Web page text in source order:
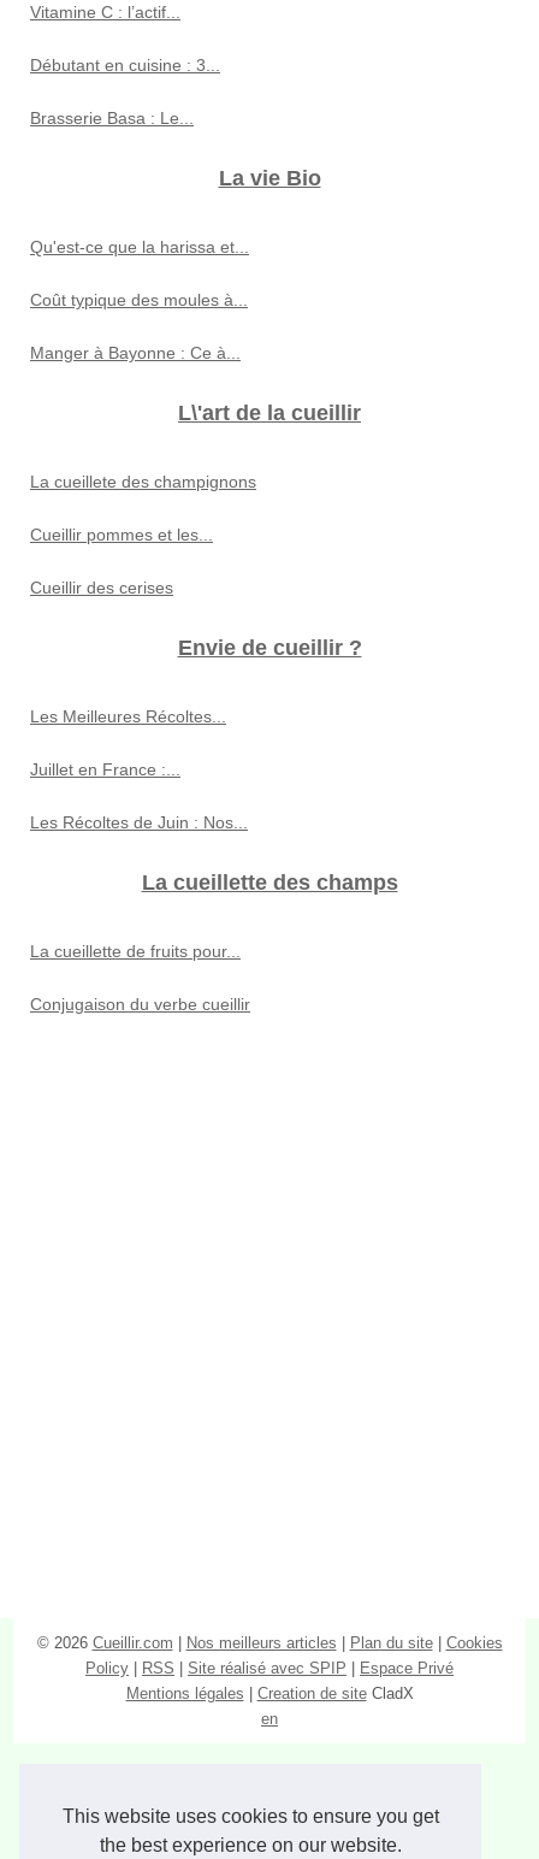
This website uses cookies to ensure you get
the best experience on our website.
Vitamine C : l’actif...
Débutant en cuisine : 3...
Brasserie Basa : Le...
La vie Bio
Qu'est-ce que la harissa et...
Coût typique des moules à...
Manger à Bayonne : Ce à...
L\'art de la cueillir
La cueillete des champignons
Cueillir pommes et les...
Cueillir des cerises
Envie de cueillir ?
Les Meilleures Récoltes...
Juillet en France :...
Les Récoltes de Juin : Nos...
La cueillette des champs
La cueillette de fruits pour...
Conjugaison du verbe cueillir
© 2026 Cueillir.com | Nos meilleurs articles | Plan du site| Cookies
Policy | RSS | Site réalisé avec SPIP | Espace Privé
Mentions légales | Creation de siteCladX
en